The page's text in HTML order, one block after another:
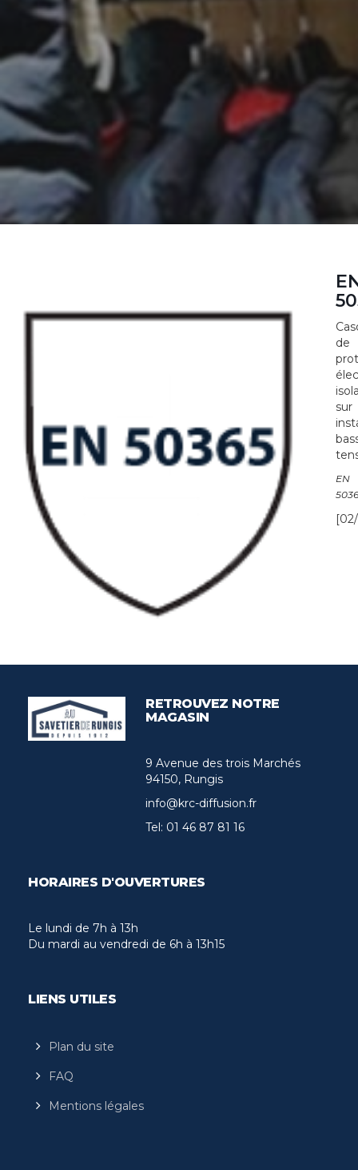
de
sur
EN
RETROUVEZ NOTRE
MAGASIN
9 Avenue des trois Marchés
94150, Rungis
info@krc-diffusion.fr
Tel: 01 46 87 81 16
HORAIRES D'OUVERTURES
Le lundi de 7h à 13h
Du mardi au vendredi de 6h à 13h15
LIENS UTILES
Plan du site
FAQ
Mentions légales